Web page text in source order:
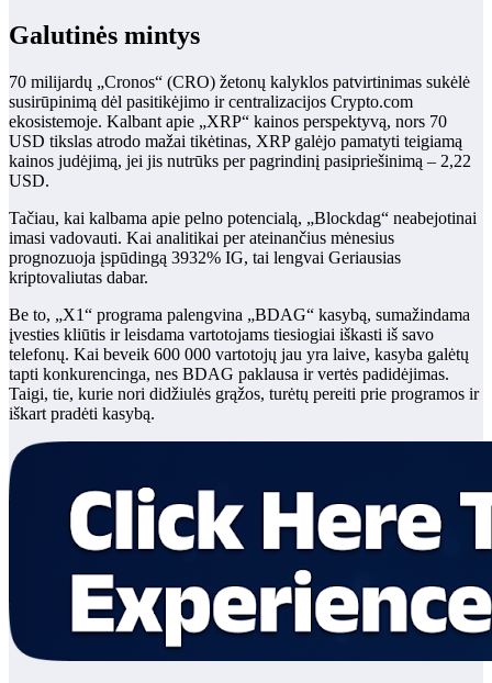
Galutinės mintys
70 milijardų „Cronos“ (CRO) žetonų kalyklos patvirtinimas sukėlė
susirūpinimą dėl pasitikėjimo ir centralizacijos Crypto.com
ekosistemoje. Kalbant apie „XRP“ kainos perspektyvą, nors 70
USD tikslas atrodo mažai tikėtinas, XRP galėjo pamatyti teigiamą
kainos judėjimą, jei jis nutrūks per pagrindinį pasipriešinimą – 2,22
USD.
Tačiau, kai kalbama apie pelno potencialą, „Blockdag“ neabejotinai
imasi vadovauti. Kai analitikai per ateinančius mėnesius
prognozuoja įspūdingą 3932% IG, tai lengvai Geriausias
kriptovaliutas dabar.
Be to, „X1“ programa palengvina „BDAG“ kasybą, sumažindama
įvesties kliūtis ir leisdama vartotojams tiesiogiai iškasti iš savo
telefonų. Kai beveik 600 000 vartotojų jau yra laive, kasyba galėtų
tapti konkurencinga, nes BDAG paklausa ir vertės padidėjimas.
Taigi, tie, kurie nori didžiulės grąžos, turėtų pereiti prie programos ir
iškart pradėti kasybą.